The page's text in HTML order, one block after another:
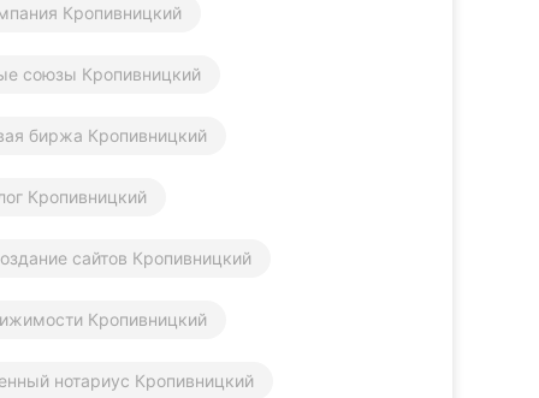
Кропивницкий
союзы Кропивницкий
биржа Кропивницкий
Кропивницкий
сайтов Кропивницкий
Кропивницкий
нотариус Кропивницкий